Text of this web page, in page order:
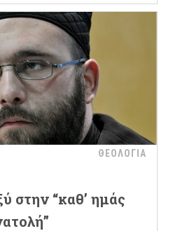
ΘΕΟΛΟΓΙΑ
στην “καθ’ ημάς